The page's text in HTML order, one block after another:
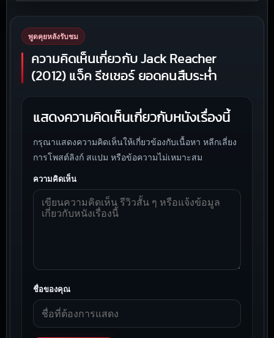
พูดคุยหลังรับชม
ความคิดเห็นเกี่ยวกับ Jack Reacher
(2012) แจ็ค รีชเชอร์ ยอดคนสืบระห่ำ
แสดงความคิดเห็นเกี่ยวกับหนังเรื่องนี้
กรุณาแสดงความคิดเห็นให้เกี่ยวข้องกับเนื้อหา หลีกเลี่ยง
การโพสต์ลิงก์ สแปม หรือข้อความไม่เหมาะสม
ความคิดเห็น
ชื่อของคุณ